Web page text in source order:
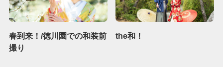
春到来！/徳川園での和装前
撮り
the和！